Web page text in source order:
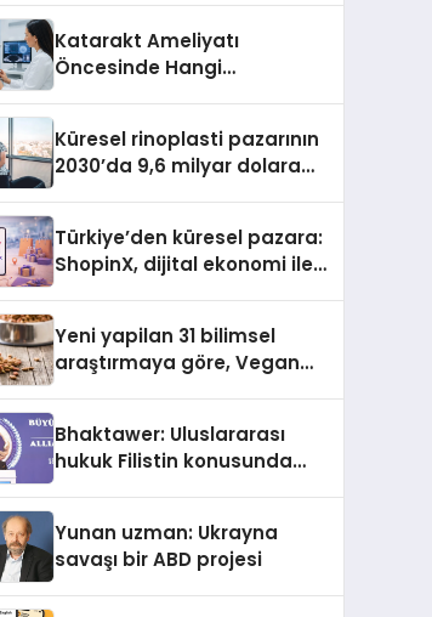
Katarakt Ameliyatı
Öncesinde Hangi
Küresel rinoplasti pazarının
2030’da 9,6 milyar dolara
Türkiye’den küresel pazara:
ShopinX, dijital ekonomi ile
Yeni yapilan 31 bilimsel
araştırmaya göre, Vegan
Sindirildiğini Ortaya Koydu
Bhaktawer: Uluslararası
hukuk Filistin konusunda
Yunan uzman: Ukrayna
savaşı bir ABD projesi